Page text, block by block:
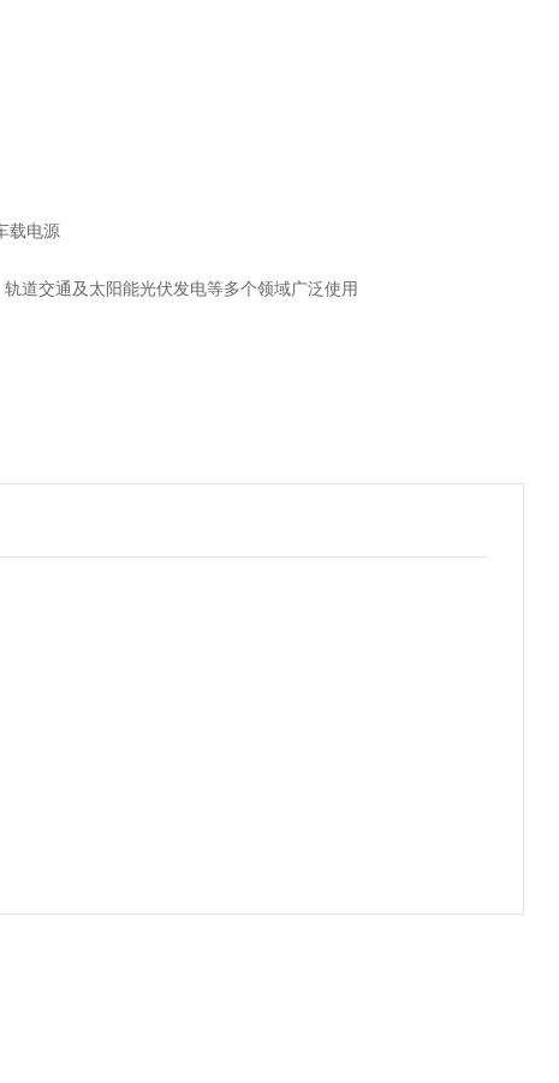
载电源
道交通及太阳能光伏发电等多个领域广泛使用